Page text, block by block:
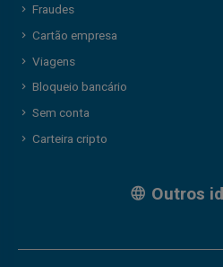
Fraudes
Cartão empresa
Viagens
Bloqueio bancário
Sem conta
Carteira cripto
Outros